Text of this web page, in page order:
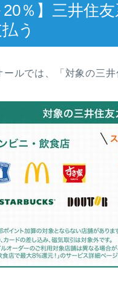
20％】三井住
う
ールでは、「対象の三